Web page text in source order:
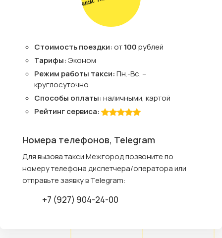
Стоимость поездки:от100рублей
Тарифы:Эконом
Режим работы такси:Пн.-Вс. –
круглосуточно
Способы оплаты:наличными, картой
Рейтинг сервиса:
Номера телефонов, Telegram
Для вызова такси Межгород позвоните по
номеру телефона диспетчера/оператора или
отправьте заявку в Telegram:
+7 (927) 904-24-00